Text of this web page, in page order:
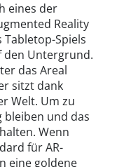
eines der
Reality
Tabletop-Spiels
den Untergrund.
das Areal
sitzt dank
Welt. Um zu
bleiben und das
Wenn
für AR-
eine goldene